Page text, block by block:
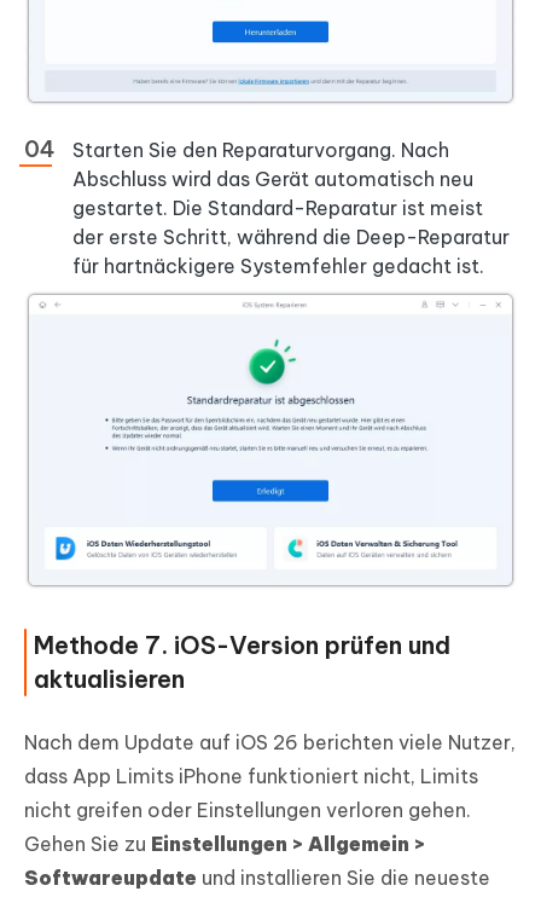
Starten Sie den Reparaturvorgang. Nach
Abschluss wird das Gerät automatisch neu
gestartet. Die Standard-Reparatur ist meist
der erste Schritt, während die Deep-Reparatur
für hartnäckigere Systemfehler gedacht ist.
Methode 7. iOS-Version prüfen und
aktualisieren
Nach dem Update auf iOS 26 berichten viele Nutzer,
dass App Limits iPhone funktioniert nicht, Limits
nicht greifen oder Einstellungen verloren gehen.
Gehen Sie zu Einstellungen > Allgemein >
Softwareupdate und installieren Sie die neueste